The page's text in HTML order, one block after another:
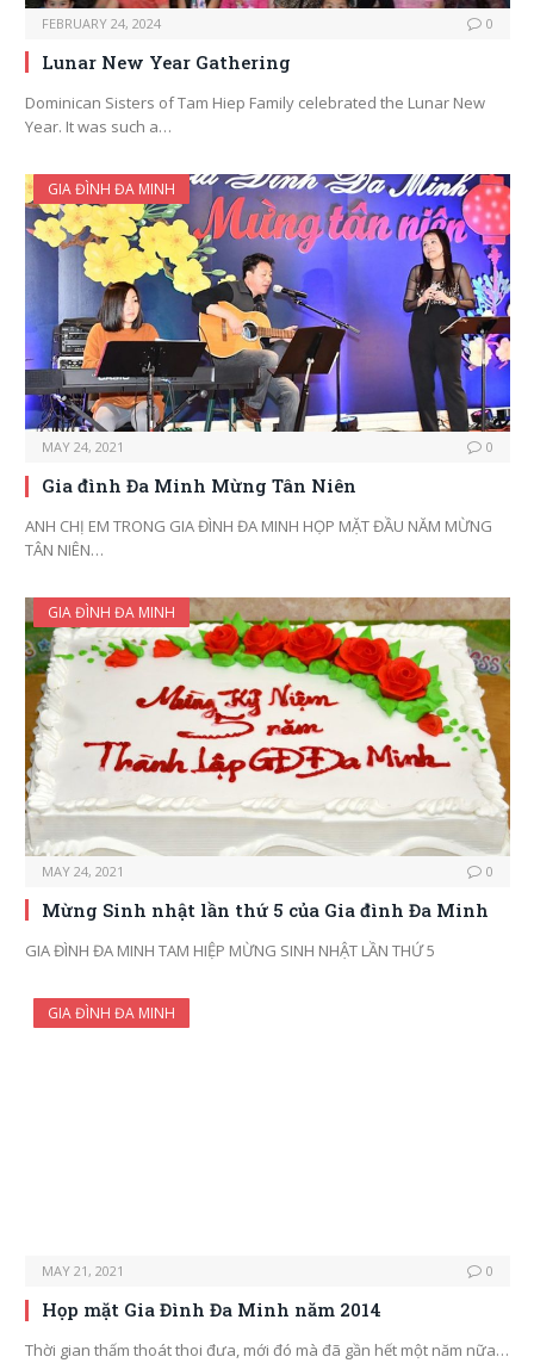
FEBRUARY 24, 2024 0
Lunar New Year Gathering
Dominican Sisters of Tam Hiep Family celebrated the Lunar New
Year. It was such a…
GIA ĐÌNH ĐA MINH
MAY 24, 2021 0
Gia đình Đa Minh Mừng Tân Niên
ANH CHỊ EM TRONG GIA ĐÌNH ĐA MINH HỌP MẶT ĐẦU NĂM MỪNG
TÂN NIÊN…
GIA ĐÌNH ĐA MINH
MAY 24, 2021 0
Mừng Sinh nhật lần thứ 5 của Gia đình Đa Minh
GIA ĐÌNH ĐA MINH TAM HIỆP MỪNG SINH NHẬT LẦN THỨ 5
GIA ĐÌNH ĐA MINH
MAY 21, 2021 0
Họp mặt Gia Đình Đa Minh năm 2014
Thời gian thấm thoát thoi đưa, mới đó mà đã gần hết một năm nữa…